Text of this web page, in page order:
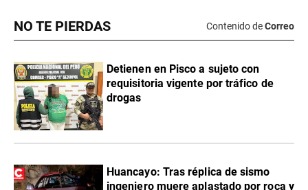
NO TE PIERDAS Contenido deCorreo
Detienen en Pisco a sujeto con
requisitoria vigente por tráfico de
drogas
Huancayo: Tras réplica de sismo
ingeniero muere aplastado por roca y